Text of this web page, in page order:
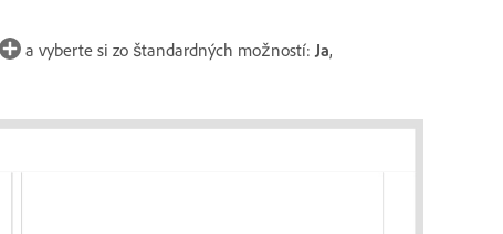
a vyberte si zo štandardných možností: Ja,